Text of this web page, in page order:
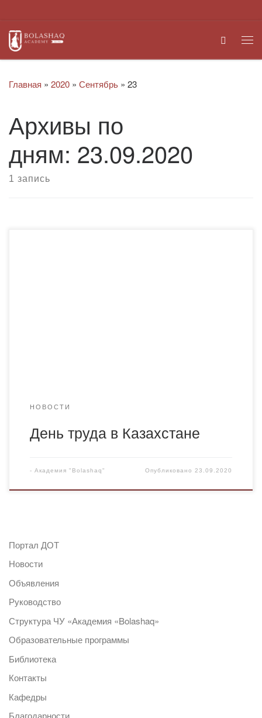
Search
Главная » 2020 » Сентябрь » 23
Архивы по
дням: 23.09.2020
1 запись
НОВОСТИ
День труда в Казахстане
- Академия "Bolashaq" Опубликовано23.09.2020
Портал ДОТ
Новости
Объявления
Руководство
Структура ЧУ «Академия «Bolashaq»
Образовательные программы
Библиотека
Контакты
Кафедры